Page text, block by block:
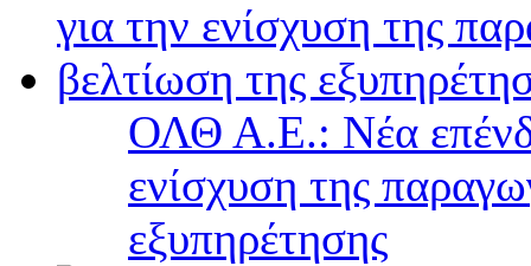
ΟΛΘ Α.Ε.: Νέα
ενίσχυση της
εξυπηρέτησης